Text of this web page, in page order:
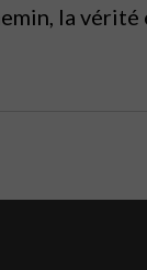
la vérité